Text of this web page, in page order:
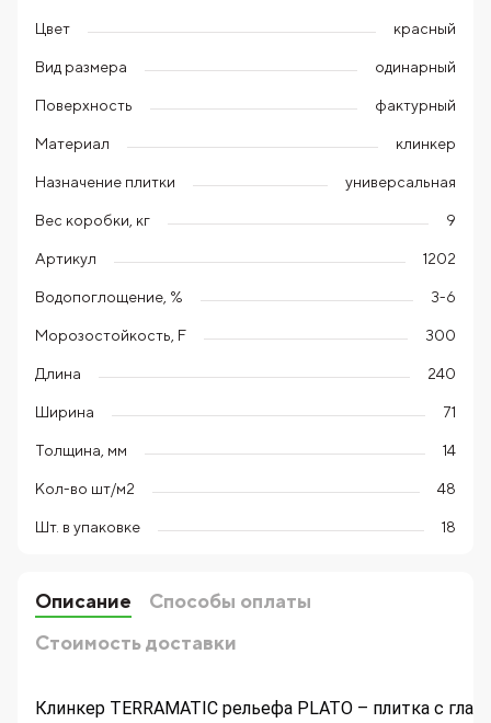
Цвет красный
Вид размера одинарный
Поверхность фактурный
Материал клинкер
Назначение плитки универсальная
Вес коробки, кг 9
Артикул 1202
Водопоглощение, % 3-6
Морозостойкость, F 300
Длина 240
Ширина 71
Толщина, мм 14
Кол-во шт/м2 48
Шт. в упаковке 18
Описание
Способы оплаты
Стоимость доставки
Клинкер TERRAMATIC рельефа PLATO – плитка с